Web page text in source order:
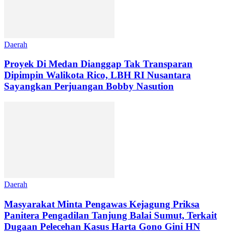
Daerah
Proyek Di Medan Dianggap Tak Transparan
Dipimpin Walikota Rico, LBH RI Nusantara
Sayangkan Perjuangan Bobby Nasution
Daerah
Masyarakat Minta Pengawas Kejagung Priksa
Panitera Pengadilan Tanjung Balai Sumut, Terkait
Dugaan Pelecehan Kasus Harta Gono Gini HN